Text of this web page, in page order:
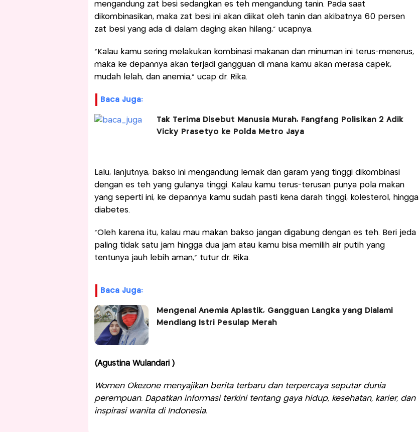
mengandung zat besi sedangkan es teh mengandung tanin. Pada saat
dikombinasikan, maka zat besi ini akan diikat oleh tanin dan akibatnya 60 persen
zat besi yang ada di dalam daging akan hilang,” ucapnya.
“Kalau kamu sering melakukan kombinasi makanan dan minuman ini terus-menerus,
maka ke depannya akan terjadi gangguan di mana kamu akan merasa capek,
mudah lelah, dan anemia,” ucap dr. Rika.
Baca Juga:
Tak Terima Disebut Manusia Murah, Fangfang Polisikan 2 Adik
Vicky Prasetyo ke Polda Metro Jaya
Lalu, lanjutnya, bakso ini mengandung lemak dan garam yang tinggi dikombinasi
dengan es teh yang gulanya tinggi. Kalau kamu terus-terusan punya pola makan
yang seperti ini, ke depannya kamu sudah pasti kena darah tinggi, kolesterol, hingga
diabetes.
“Oleh karena itu, kalau mau makan bakso jangan digabung dengan es teh. Beri jeda
paling tidak satu jam hingga dua jam atau kamu bisa memilih air putih yang
tentunya jauh lebih aman,” tutur dr. Rika.
Baca Juga:
Mengenal Anemia Aplastik, Gangguan Langka yang Dialami
Mendiang Istri Pesulap Merah
(Agustina Wulandari )
Women Okezone menyajikan berita terbaru dan terpercaya seputar dunia
perempuan. Dapatkan informasi terkini tentang gaya hidup, kesehatan, karier, dan
inspirasi wanita di Indonesia.